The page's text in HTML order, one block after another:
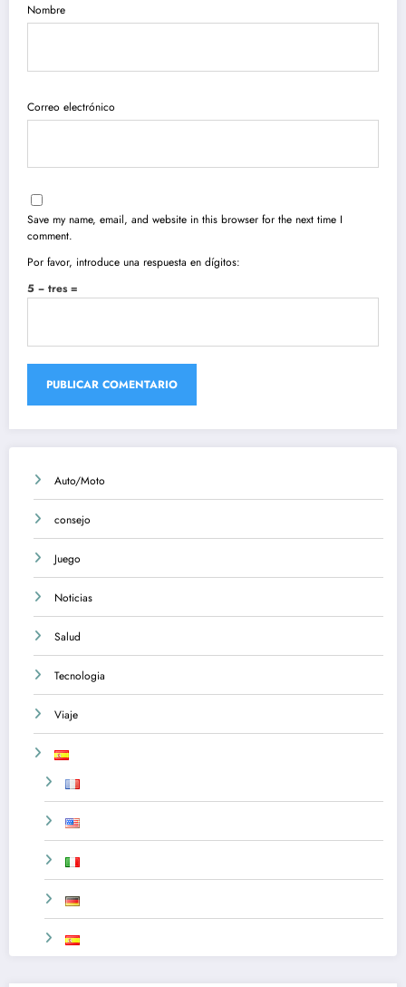
Nombre
Correo electrónico
Save my name, email, and website in this browser for the next time I
comment.
Por favor, introduce una respuesta en dígitos:
5 − tres =
Auto/Moto
consejo
Juego
Noticias
Salud
Tecnologia
Viaje